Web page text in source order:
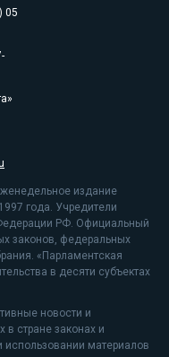
05
издание
года. Учредители
РФ. Официальный
законов, федеральных
«Парламентская
в десяти субъектах
новости и
стране законах и
использовании материалов